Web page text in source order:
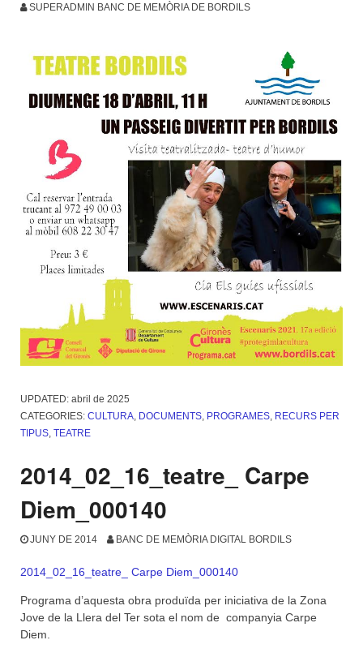
SUPERADMIN BANC DE MEMÒRIA DE BORDILS
UPDATED: abril de 2025
CATEGORIES: CULTURA DOCUMENTS PROGRAMES RECURS PER
TIPUS TEATRE
2014_02_16_teatre_ Carpe
Diem_000140
JUNY DE 2014 BANC DE MEMÒRIA DIGITAL BORDILS
2014_02_16_teatre_ Carpe Diem_000140
Programa d’aquesta obra produïda per iniciativa de la Zona
Jove de la Llera del Ter sota el nom de companyia Carpe
Diem.